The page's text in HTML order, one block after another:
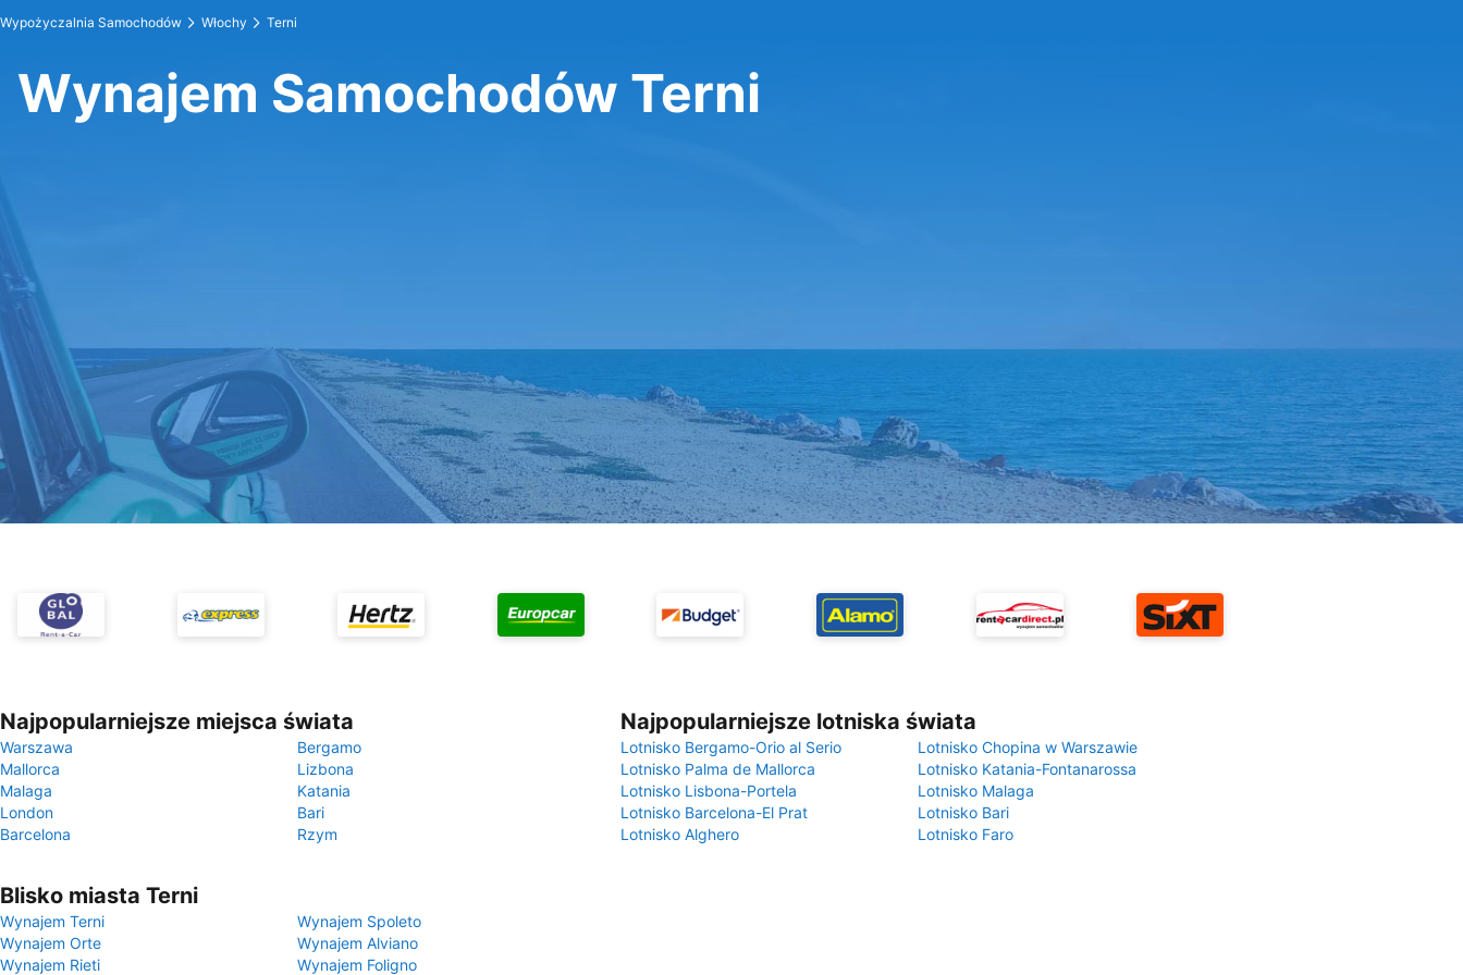
Wypożyczalnia Samochodów Włochy Terni
Wynajem Samochodów Terni
Najpopularniejsze miejsca świata
Warszawa
Bergamo
Mallorca
Lizbona
Malaga
Katania
London
Bari
Barcelona
Rzym
Najpopularniejsze lotniska świata
Lotnisko Bergamo-Orio al Serio
Lotnisko Chopina w Warszawie
Lotnisko Palma de Mallorca
Lotnisko Katania-Fontanarossa
Lotnisko Lisbona-Portela
Lotnisko Malaga
Lotnisko Barcelona-El Prat
Lotnisko Bari
Lotnisko Alghero
Lotnisko Faro
Blisko miasta Terni
Wynajem Terni
Wynajem Spoleto
Wynajem Orte
Wynajem Alviano
Wynajem Rieti
Wynajem Foligno